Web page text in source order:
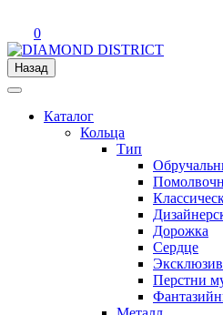
0
Назад
Каталог
Кольца
Тип
Дорожка
Сердце
Перстни